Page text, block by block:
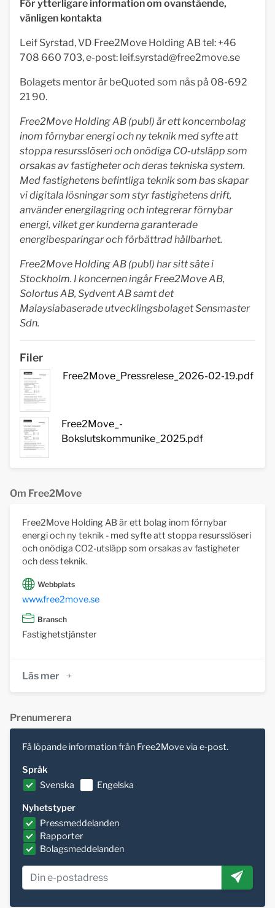
För ytterligare information om ovanstående,
vänligen kontakta
Leif Syrstad, VD Free2Move Holding AB tel: +46
708 660 703, e-post: leif.syrstad@free2move.se
Bolagets mentor är beQuoted som nås på 08-692
21 90.
Free2Move Holding AB (publ) är ett koncernbolag
inom förnybar energi och ny teknik med syfte att
stoppa resursslöseri och onödiga CO-utsläpp som
orsakas av fastigheter och deras tekniska system.
Med fastighetens befintliga teknik som bas skapar
vi digitala lösningar som styr fastighetens drift,
använder energilagring och integrerar förnybar
energi, vilket ger kunderna garanterade
energibesparingar och förbättrad hållbarhet.
Free2Move Holding AB (publ) har sitt säte i
Stockholm. I koncernen ingår Free2Move AB,
Solortus AB, Sydvent AB samt det
Malaysiabaseradeutvecklingsbolaget Sensmaster
Sdn.
Filer
Free2Move_Pressrelese_2026-02-19.pdf
Free2Move_-
Bokslutskommunike_2025.pdf
Om Free2Move
Free2Move Holding AB är ett bolag inom förnybar
energi och ny teknik - med syfte att stoppa resursslöseri
och onödiga CO2-utsläpp som orsakas av fastigheter
och dess teknik.
Webbplats
www.free2move.se
Bransch
Fastighetstjänster
Läs mer
Prenumerera
Få löpande information från Free2Move via e-post.
Språk
Svenska
Engelska
Nyhetstyper
Pressmeddelanden
Rapporter
Bolagsmeddelanden